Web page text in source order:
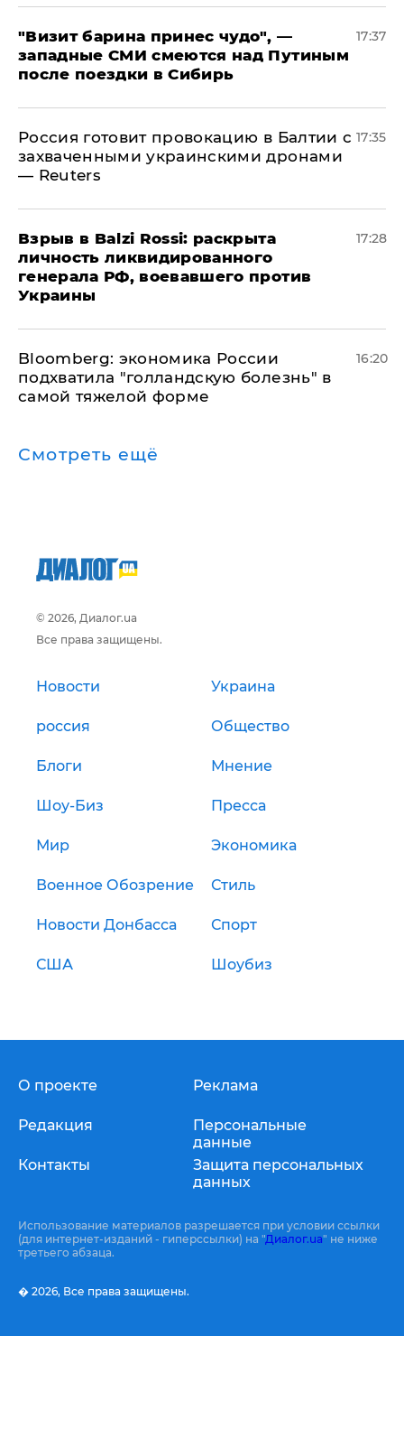
"Визит барина принес чудо", —
западные СМИ смеются над Путиным
после поездки в Сибирь
17:37
​Россия готовит провокацию в Балтии с
захваченными украинскими дронами
— Reuters
17:35
​Взрыв в Balzi Rossi: раскрыта
личность ликвидированного
генерала РФ, воевавшего против
Украины
17:28
Bloomberg: экономика России
подхватила "голландскую болезнь" в
самой тяжелой форме
16:20
Смотреть ещё
© 2026, Диалог.ua
Все права защищены.
Новости Украина
россия Общество
Блоги Мнение
Шоу-Биз Пресса
Мир Экономика
Военное Обозрение Стиль
Новости Донбасса Спорт
США Шоубиз
О проекте
Редакция
Контакты
Реклама
Персональные
данные
Защита персональных
данных
Использование материалов разрешается при условии ссылки
(для интернет-изданий - гиперссылки) на "Диалог.ua" не ниже
третьего абзаца.
� 2026, Все права защищены.